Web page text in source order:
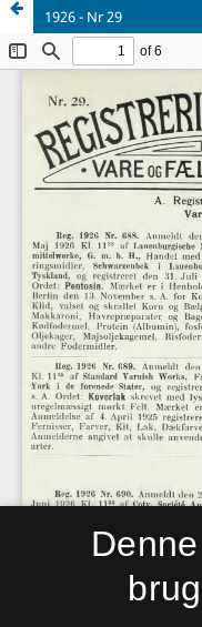
1926 - Nr 29